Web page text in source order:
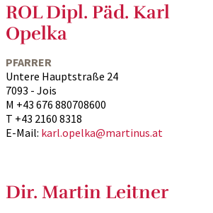
ROL Dipl. Päd. Karl
Opelka
PFARRER
Untere Hauptstraße 24
7093 - Jois
M +43 676 880708600
T +43 2160 8318
E-Mail: karl.opelka@martinus.at
Dir. Martin Leitner